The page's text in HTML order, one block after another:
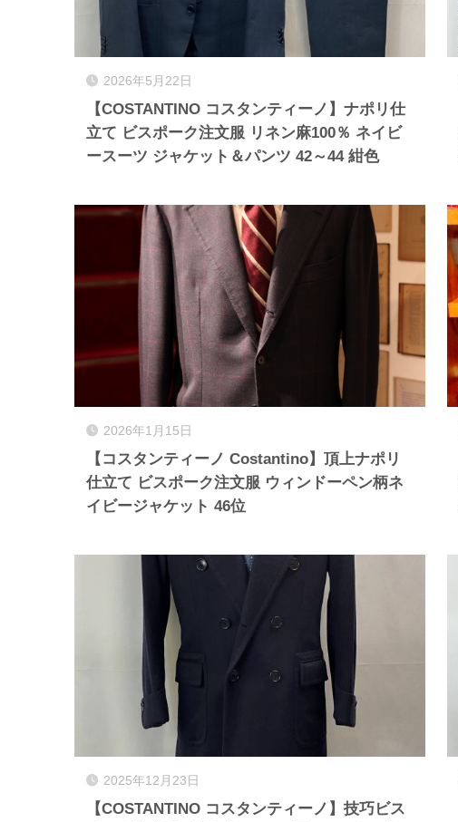
2026年5月22日
【COSTANTINO コスタンティーノ】ナポリ仕
立て ビスポーク注文服 リネン麻100％ ネイビ
ースーツ ジャケット＆パンツ 42～44 紺色
2026年1月15日
【コスタンティーノ Costantino】頂上ナポリ
仕立て ビスポーク注文服 ウィンドーペン柄ネ
イビージャケット 46位
2025年12月23日
【COSTANTINO コスタンティーノ】技巧ビス